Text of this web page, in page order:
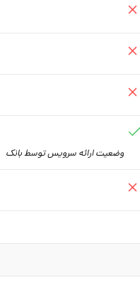
وضعیت ارائه سرویس توسط بانک